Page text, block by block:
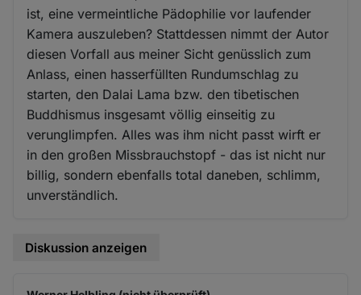
ist, eine vermeintliche Pädophilie vor laufender
Kamera auszuleben? Stattdessen nimmt der Autor
diesen Vorfall aus meiner Sicht genüsslich zum
Anlass, einen hasserfüllten Rundumschlag zu
starten, den Dalai Lama bzw. den tibetischen
Buddhismus insgesamt völlig einseitig zu
verunglimpfen. Alles was ihm nicht passt wirft er
in den großen Missbrauchstopf - das ist nicht nur
billig, sondern ebenfalls total daneben, schlimm,
unverständlich.
Diskussion anzeigen